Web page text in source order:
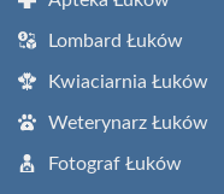
Lombard Łuków
Kwiaciarnia Łuków
Weterynarz Łuków
Fotograf Łuków